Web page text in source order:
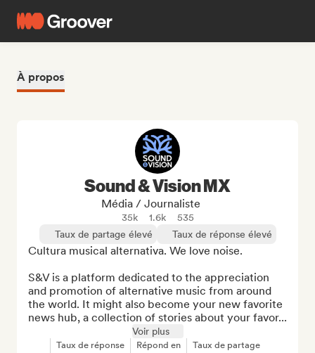
À propos
Sound & Vision MX
Média / Journaliste
35k 1.6k
535
Taux de partage élevé
Taux de réponse élevé
Cultura musical alternativa. We love noise.
S&V is a platform dedicated to the appreciation
and promotion of alternative music from around
the world. It might also become your new favorite
news hub, a collection of stories about your favor...
Voir plus
Taux de réponse Répond en Taux de partage